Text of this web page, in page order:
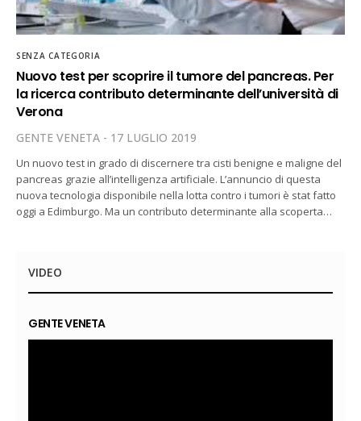
SENZA CATEGORIA
Nuovo test per scoprire il tumore del pancreas. Per
la ricerca contributo determinante dell’università di
Verona
GENTE VENETA 17 LUGLIO 2019
Un nuovo test in grado di discernere tra cisti benigne e maligne del
pancreas grazie all’intelligenza artificiale. L’annuncio di questa
nuova tecnologia disponibile nella lotta contro i tumori è stat fatto
oggi a Edimburgo. Ma un contributo determinante alla scoperta…
VIDEO
GENTE VENETA